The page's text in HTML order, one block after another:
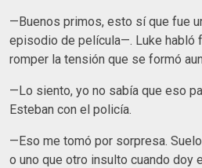
—Buenos primos, esto sí que fue
episodio de película—. Luke habló
romper la tensión que se formó
—Lo siento, yo no sabía que eso
Esteban con el policía.
—Eso me tomó por sorpresa.
o uno que otro insulto cuando doy